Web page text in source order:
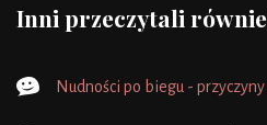
Inni przeczytali
Nudności po biegu -